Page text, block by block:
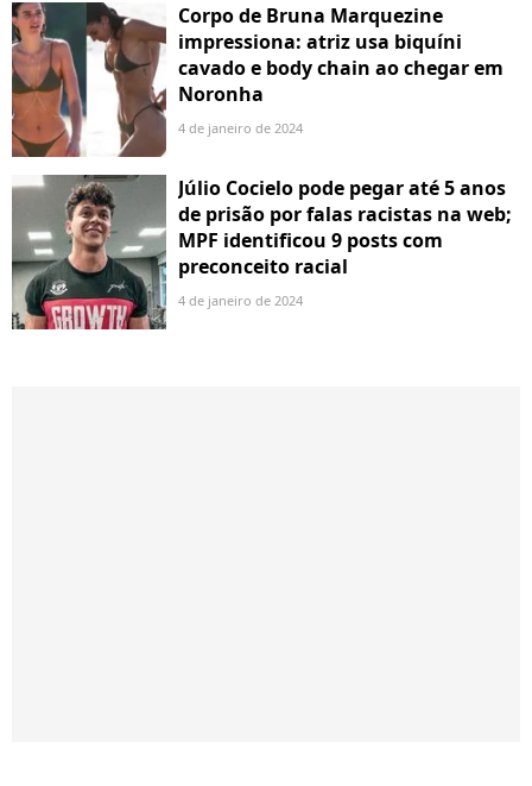
Corpo de Bruna Marquezine
impressiona: atriz usa biquíni
cavado e body chain ao chegar em
Noronha
4 de janeiro de 2024
Júlio Cocielo pode pegar até 5 anos
de prisão por falas racistas na web;
MPF identificou 9 posts com
preconceito racial
4 de janeiro de 2024